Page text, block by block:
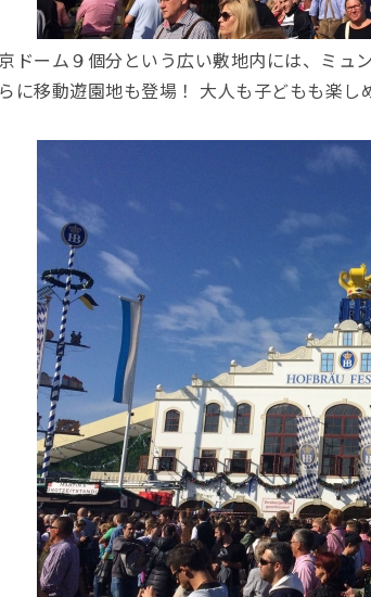
ドーム９個分という広い敷地内には、ミュ
に移動遊園地も登場！ 大人も子どもも楽し